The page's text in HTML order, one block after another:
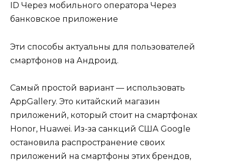
ID Через мобильного оператора Через
банковское приложение
Эти способы актуальны для пользователей
смартфонов на Андроид.
Самый простой вариант — использовать
AppGallery. Это китайский магазин
приложений, который стоит на смартфонах
Honor, Huawei. Из-за санкций США Google
остановила распространение своих
приложений на смартфоны этих брендов,